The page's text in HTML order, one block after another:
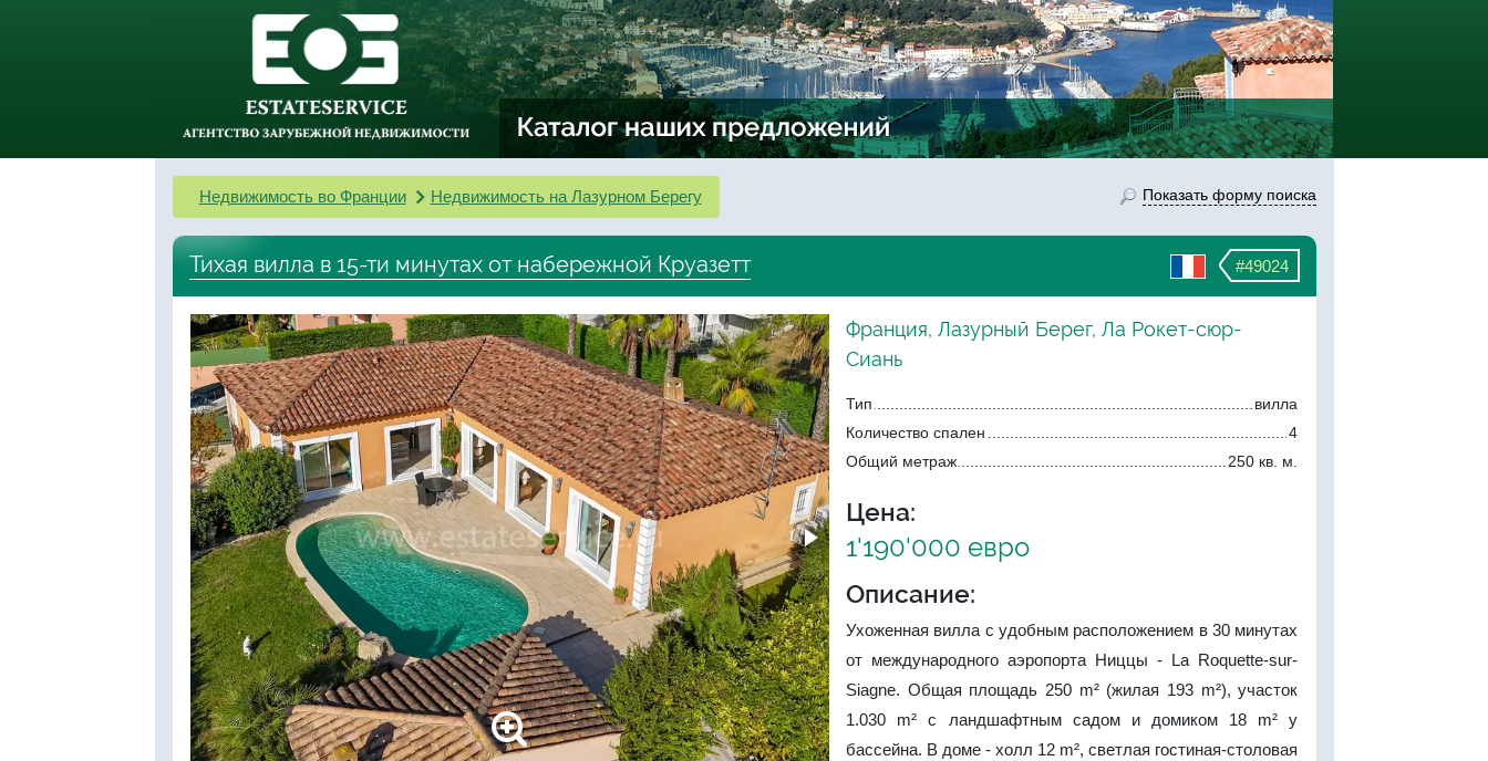
Недвижимость во Франции Недвижимость на Лазурном Берегу Показать форму поиска
#49024
Тихая вилла в 15-ти минутах от набережной Круазетт
Франция, Лазурный Берег, Ла Рокет-сюр-
Сиань
Тип
вилла
Количество спален
4
Общий метраж
250 кв. м.
Цена:
1'190'000 евро
Описание:
Ухоженная вилла с удобным расположением в 30 минутах
от международного аэропорта Ниццы - La Roquette-sur-
Siagne. Общая площадь 250 m² (жилая 193 m²), участок
1.030 m² с ландшафтным садом и домиком 18 m² у
бассейна. В доме - холл 12 m², светлая гостиная-столовая